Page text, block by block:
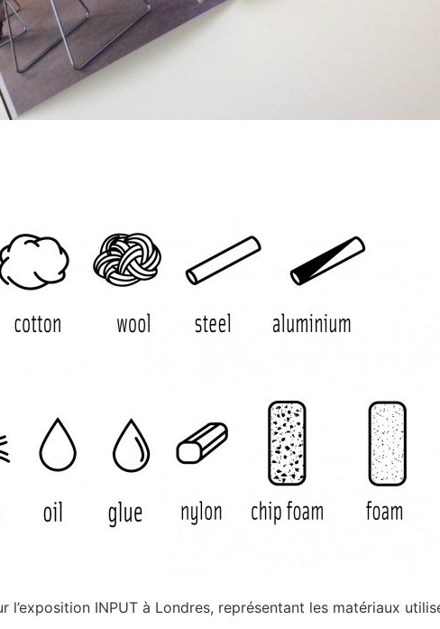
l’exposition INPUT à Londres, représentant les matériaux